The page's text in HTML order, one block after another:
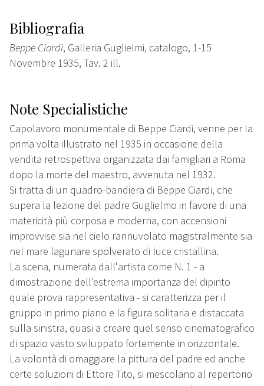
Bibliografia
Beppe Ciardi, Galleria Guglielmi, catalogo, 1-15
Novembre 1935, Tav. 2 ill.
Note Specialistiche
Capolavoro monumentale di Beppe Ciardi, venne per la
prima volta illustrato nel 1935 in occasione della
vendita retrospettiva organizzata dai famigliari a Roma
dopo la morte del maestro, avvenuta nel 1932.
Si tratta di un quadro-bandiera di Beppe Ciardi, che
supera la lezione del padre Guglielmo in favore di una
matericità più corposa e moderna, con accensioni
improvvise sia nel cielo rannuvolato magistralmente sia
nel mare lagunare spolverato di luce cristallina.
La scena, numerata dall'artista come N. 1 - a
dimostrazione dell'estrema importanza del dipinto
quale prova rappresentativa - si caratterizza per il
gruppo in primo piano e la figura solitaria e distaccata
sulla sinistra, quasi a creare quel senso cinematografico
di spazio vasto sviluppato fortemente in orizzontale.
La volontà di omaggiare la pittura del padre ed anche
certe soluzioni di Ettore Tito, si mescolano al repertorio